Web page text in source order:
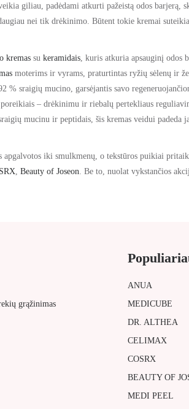
veikia giliau, padėdami atkurti pažeistą odos
nei tik drėkinimo . Būtent tokie kremai
kremas su keramidais , kuris atkuria apsauginį
moterims ir vyrams, praturtintas ryžių sėlenų ir
% sraigių mucino, garsėjantis savo
poreikiais – drėkinimu ir riebalų pertekliaus
mucinu ir peptidais , šis kremas veidui padeda
iki smulkmenų, o tekstūros puikiai
Beauty of Joseon . Be to, nuolat vykstančios
grąžinimas
ANUA
MEDICUBE
DR. ALTHEA
CELIMAX
COSRX
BEAUTY OF
MEDI PEEL